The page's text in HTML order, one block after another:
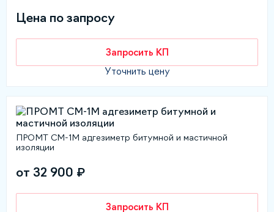
Цена по запросу
Запросить КП
Уточнить цену
ПРОМТ СМ-1М адгезиметр битумной и мастичной
изоляции
от 32 900 ₽
Запросить КП